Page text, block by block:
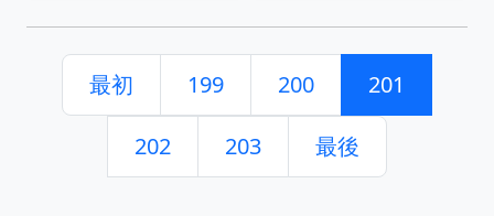
最初 199 200 201
202 203 最後